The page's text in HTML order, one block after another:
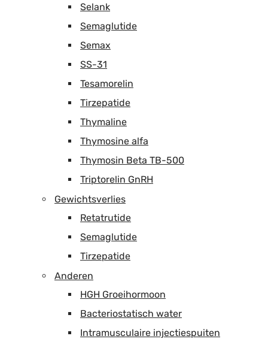
Selank
Semaglutide
Semax
SS-31
Tesamorelin
Tirzepatide
Thymaline
Thymosine alfa
Thymosin Beta TB-500
Triptorelin GnRH
Gewichtsverlies
Retatrutide
Semaglutide
Tirzepatide
Anderen
HGH Groeihormoon
Bacteriostatisch water
Intramusculaire injectiespuiten